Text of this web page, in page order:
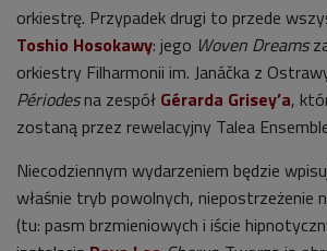
orkiestrę. Przypadek drugi to przede
Toshio Hosokawy: jego Woven Dreams
orkiestry Filharmonii im. Janáčka z
Périodesna zespół Gérarda Grisey’a,
zostaną przez rewelacyjny Talea
Niecodziennym wydarzeniem będzie
właśnie tryb powolnych, niepostrzeżenie
(tu: pasm brzmieniowych i iście